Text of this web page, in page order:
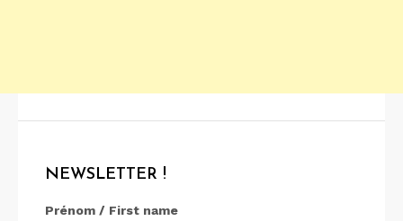
NEWSLETTER !
Prénom / First name